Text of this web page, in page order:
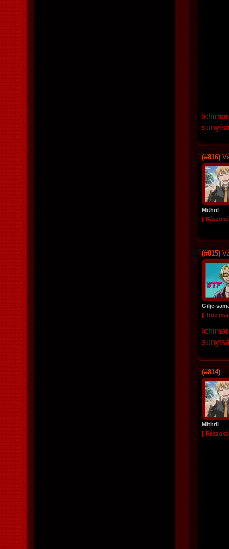
(#816)
Mithril
[
(#815)
Gilje-
[ True
(#814)
Mithril
[